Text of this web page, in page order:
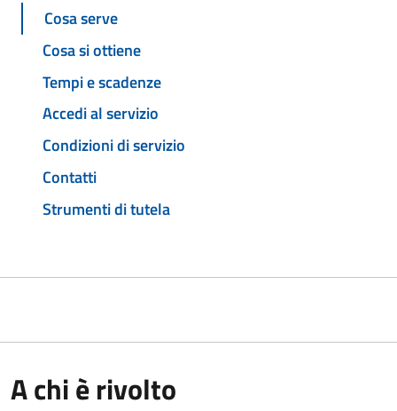
Cosa serve
Cosa si ottiene
Tempi e scadenze
Accedi al servizio
Condizioni di servizio
Contatti
Strumenti di tutela
A chi è rivolto